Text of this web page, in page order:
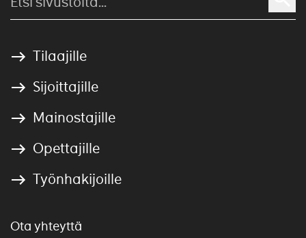
Tilaajille
Sijoittajille
Mainostajille
Opettajille
Työnhakijoille
Ota yhteyttä